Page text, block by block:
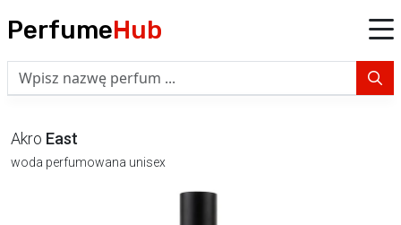
PerfumeHub
Akro East
woda perfumowana unisex